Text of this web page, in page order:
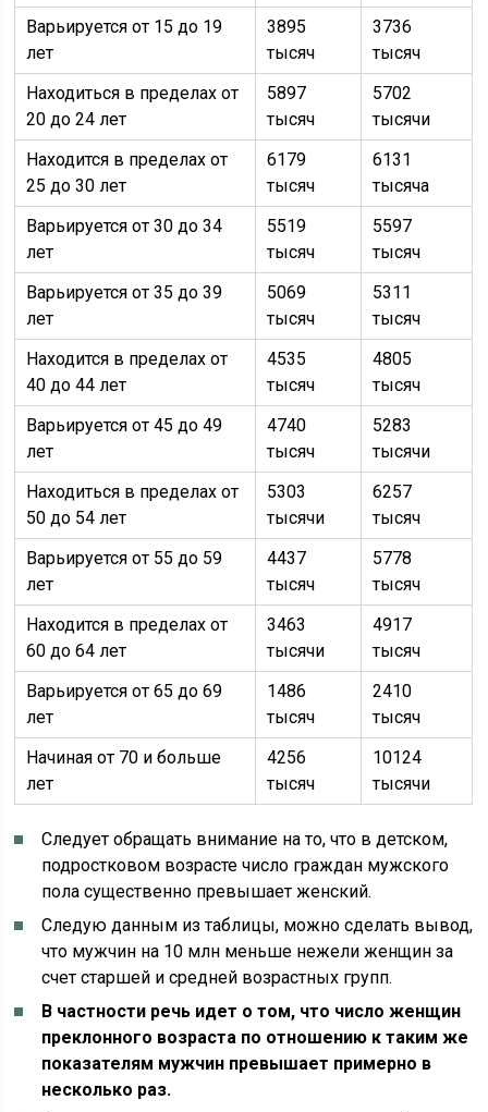
Варьируется от 15 до 19
лет
3895
тысяч
3736
тысяч
Находиться в пределах от
20 до 24 лет
5897
тысяч
5702
тысячи
Находится в пределах от
25 до 30 лет
6179
тысяч
6131
тысяча
Варьируется от 30 до 34
лет
5519
тысяч
5597
тысяч
Варьируется от 35 до 39
лет
5069
тысяч
5311
тысяч
Находится в пределах от
40 до 44 лет
4535
тысяч
4805
тысяч
Варьируется от 45 до 49
лет
4740
тысяч
5283
тысячи
Находиться в пределах от
50 до 54 лет
5303
тысячи
6257
тысяч
Варьируется от 55 до 59
лет
4437
тысяч
5778
тысяч
Находится в пределах от
60 до 64 лет
3463
тысячи
4917
тысяч
Варьируется от 65 до 69
лет
1486
тысяч
2410
тысяч
Начиная от 70 и больше
лет
4256
тысяч
10124
тысячи
Следует обращать внимание на то, что в детском,
подростковом возрасте число граждан мужского
пола существенно превышает женский.
Следую данным из таблицы, можно сделать вывод,
что мужчин на 10 млн меньше нежели женщин за
счет старшей и средней возрастных групп.
В частности речь идет о том, что число женщин
преклонного возраста по отношению к таким же
показателям мужчин превышает примерно в
несколько раз.